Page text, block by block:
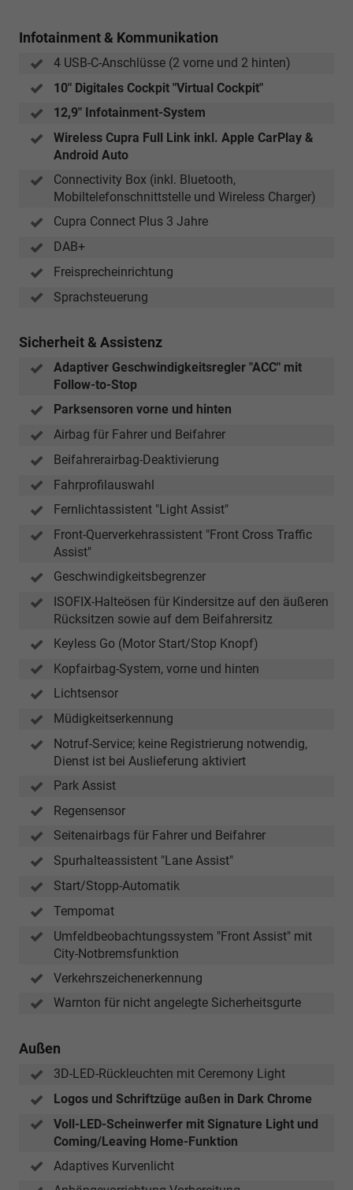
Infotainment & Kommunikation
4 USB-C-Anschlüsse (2 vorne und 2 hinten)
10" Digitales Cockpit "Virtual Cockpit"
12,9" Infotainment-System
Wireless Cupra Full Link inkl. Apple CarPlay &
Android Auto
Connectivity Box (inkl. Bluetooth,
Mobiltelefonschnittstelle und Wireless Charger)
Cupra Connect Plus 3 Jahre
DAB+
Freisprecheinrichtung
Sprachsteuerung
Sicherheit & Assistenz
Adaptiver Geschwindigkeitsregler "ACC" mit
Follow-to-Stop
Parksensoren vorne und hinten
Airbag für Fahrer und Beifahrer
Beifahrerairbag-Deaktivierung
Fahrprofilauswahl
Fernlichtassistent "Light Assist"
Front-Querverkehrassistent "Front Cross Traffic
Assist"
Geschwindigkeitsbegrenzer
ISOFIX-Halteösen für Kindersitze auf den äußeren
Rücksitzen sowie auf dem Beifahrersitz
Keyless Go (Motor Start/Stop Knopf)
Kopfairbag-System, vorne und hinten
Lichtsensor
Müdigkeitserkennung
Notruf-Service; keine Registrierung notwendig,
Dienst ist bei Auslieferung aktiviert
Park Assist
Regensensor
Seitenairbags für Fahrer und Beifahrer
Spurhalteassistent "Lane Assist"
Start/Stopp-Automatik
Tempomat
Umfeldbeobachtungssystem "Front Assist" mit
City-Notbremsfunktion
Verkehrszeichenerkennung
Warnton für nicht angelegte Sicherheitsgurte
Außen
3D-LED-Rückleuchten mit Ceremony Light
Logos und Schriftzüge außen in Dark Chrome
Voll-LED-Scheinwerfer mit Signature Light und
Coming/Leaving Home-Funktion
Adaptives Kurvenlicht